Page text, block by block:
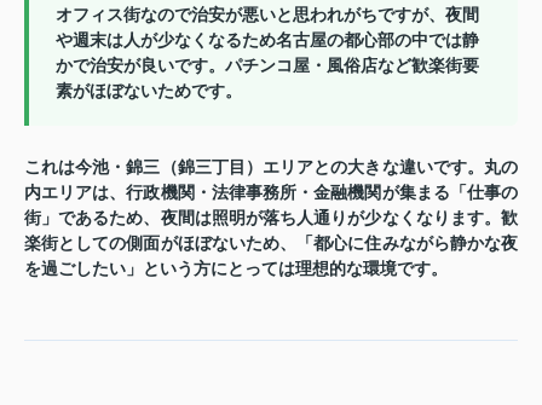
オフィス街なので治安が悪いと思われがちですが、夜間
や週末は人が少なくなるため名古屋の都心部の中では静
かで治安が良いです。パチンコ屋・風俗店など歓楽街要
素がほぼないためです。
これは今池・錦三（錦三丁目）エリアとの大きな違いです。丸の
内エリアは、行政機関・法律事務所・金融機関が集まる「仕事の
街」であるため、夜間は照明が落ち人通りが少なくなります。歓
楽街としての側面がほぼないため、「都心に住みながら静かな夜
を過ごしたい」という方にとっては理想的な環境です。